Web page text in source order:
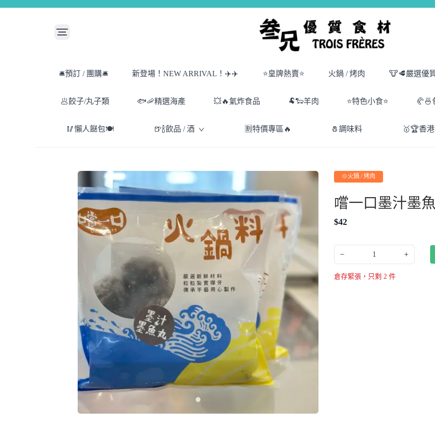
🛎️預訂 / 團購🛎️ 新登場！NEW ARRIVAL！✈️✈️ ⭐皇牌熱賣⭐ 火鍋 / 烤肉 🐮🥩嚴選優
🥟餃子/丸子類 🐟🦐精選海產 💥🔥氣炸食品 🐏🐑羊肉 ⭐特色小食⭐ 🥐🍜
🥢懶人餸包🍽️ 🍺🍾飲品 / 酒 🈹特價專區🔥 🧂調味料 🥇🏆香
🍲火鍋 / 烤肉
嚐一口墨汁墨
$42
1
倉存緊張，只剩 2 件